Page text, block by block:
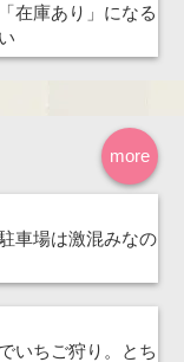
在庫あり」になる
more
車場は激混みなの
いちご狩り。とち